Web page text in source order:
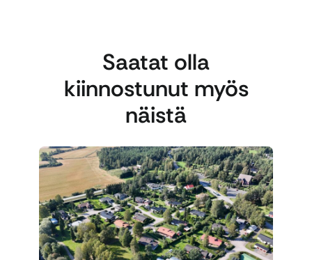
Saatat olla
kiinnostunut myös
näistä